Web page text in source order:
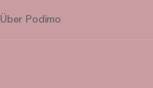
Über Podimo